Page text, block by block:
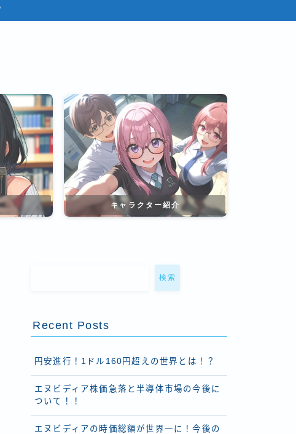
キャラクター紹介
検索
Recent Posts
円安進行！1ドル160円超えの世界とは！？
エヌビディア株価急落と半導体市場の今後に
ついて！！
エヌビディアの時価総額が世界一に！今後の